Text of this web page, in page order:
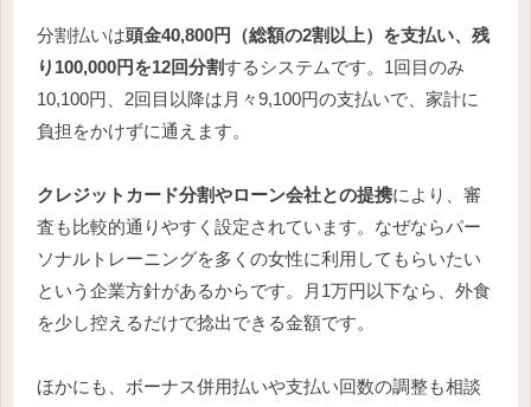
分割払いは頭金40,800円（総額の2割以上）を支払い、残
り100,000円を12回分割するシステムです。1回目のみ
10,100円、2回目以降は月々9,100円の支払いで、家計に
負担をかけずに通えます。
クレジットカード分割やローン会社との提携により、審
査も比較的通りやすく設定されています。なぜならパー
ソナルトレーニングを多くの女性に利用してもらいたい
という企業方針があるからです。月1万円以下なら、外食
を少し控えるだけで捻出できる金額です。
ほかにも、ボーナス併用払いや支払い回数の調整も相談